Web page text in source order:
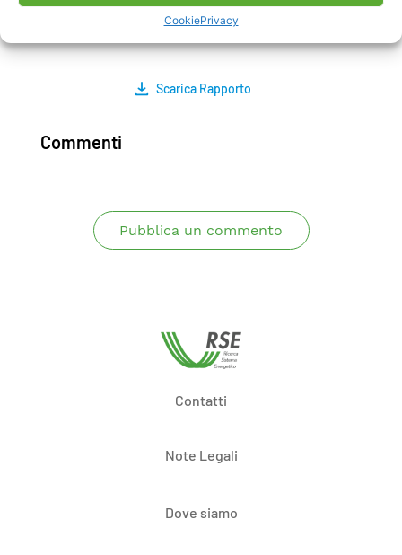
CookiePrivacy
la turbina a gas. Link al documento di
Scarica Rapporto
Commenti
Pubblica un commento
Contatti
Note Legali
Dove siamo